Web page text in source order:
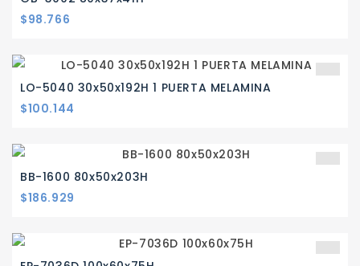
Precio
$98.766
LO-5040 30x50x192H 1 PUERTA MELAMINA
Precio
$100.144
BB-1600 80x50x203H
Precio
$186.929